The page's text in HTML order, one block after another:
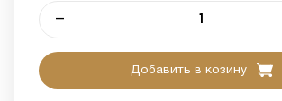
–
Добавить в козину